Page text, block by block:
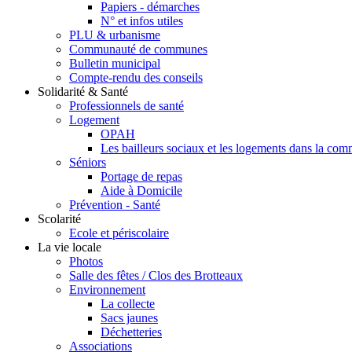
Papiers - démarches
N° et infos utiles
PLU & urbanisme
Communauté de communes
Bulletin municipal
Compte-rendu des conseils
Solidarité & Santé
Professionnels de santé
Logement
OPAH
Les bailleurs sociaux et les logements dans la
Séniors
Portage de repas
Aide à Domicile
Prévention - Santé
Scolarité
Ecole et périscolaire
La vie locale
Photos
Salle des fêtes / Clos des Brotteaux
Environnement
La collecte
Sacs jaunes
Déchetteries
Associations